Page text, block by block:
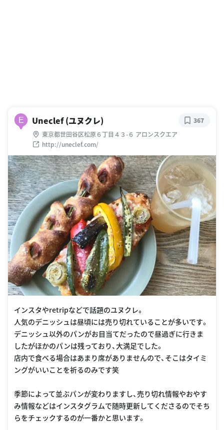
E Uneclef (ユヌクレ)
東京都世田谷区松原６丁目４３-６ アロンスクエア
http://uneclef.com/
367
インスタやretripなどで話題のユヌクレ。
人気のデニッシュは昼頃には売り切れていることが多いです。
デニッシュ以外のパンがお目当てだったので昼過ぎに行きま
したがほかのパンは残っており、大満足でした。
店内で食べる場合はあまり席がありませんので、そこはタイミ
ングがいいことを祈るのみです笑
季節によって並ぶパンが変わりますし、売り切れ情報やおやす
み情報などはインスタグラムで随時更新してくださるのでそち
らをチェックするのが一番かと思います。